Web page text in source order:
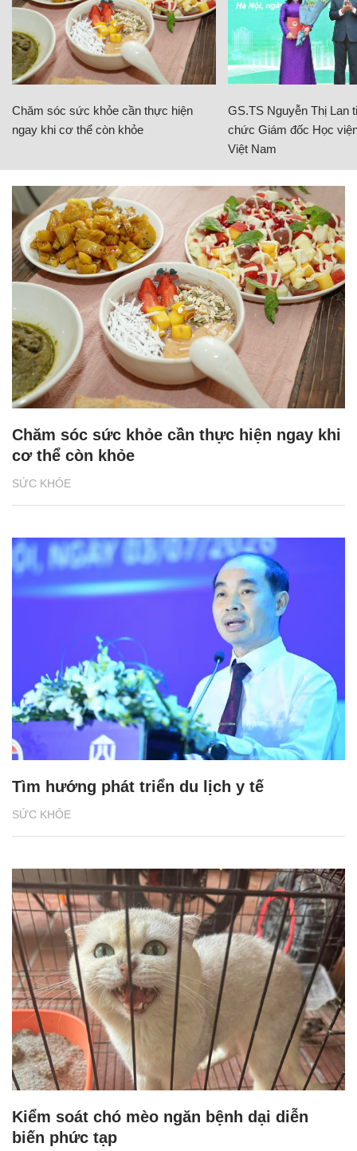
Chăm sóc sức khỏe cần thực hiện
ngay khi cơ thể còn khỏe
GS.TS Nguyễn Thị Lan
chức Giám đốc Học
Việt Nam
SỨC KHỎE
Chăm sóc sức khỏe cần thực hiện ngay khi
cơ thể còn khỏe
SỨC KHỎE
Tìm hướng phát triển du lịch y tế
Kiểm soát chó mèo ngăn bệnh dại diễn
biến phức tạp